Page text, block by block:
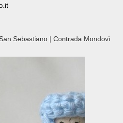
Sebastiano | Contrada Mondovì